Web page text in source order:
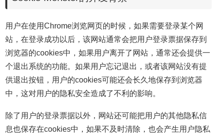
用户在使用Chrome浏览网页的时候，如果需要登录某个网
站，在登录成功以后，该网站通常会把用户登录票据保存到
浏览器的cookies中，如果用户离开了网站，通常还会提供一
个退出系统的功能。如果用户忘记退出，或者该网站没有提
供退出按钮，用户的cookies可能还会长久地保存到浏览器
中，这对用户的隐私安全造成了不利的影响。
除了用户的登录票据以外，网站还可能把用户的其他隐私信
息也保存在cookies中，如果不及时清除，也会产生用户隐私